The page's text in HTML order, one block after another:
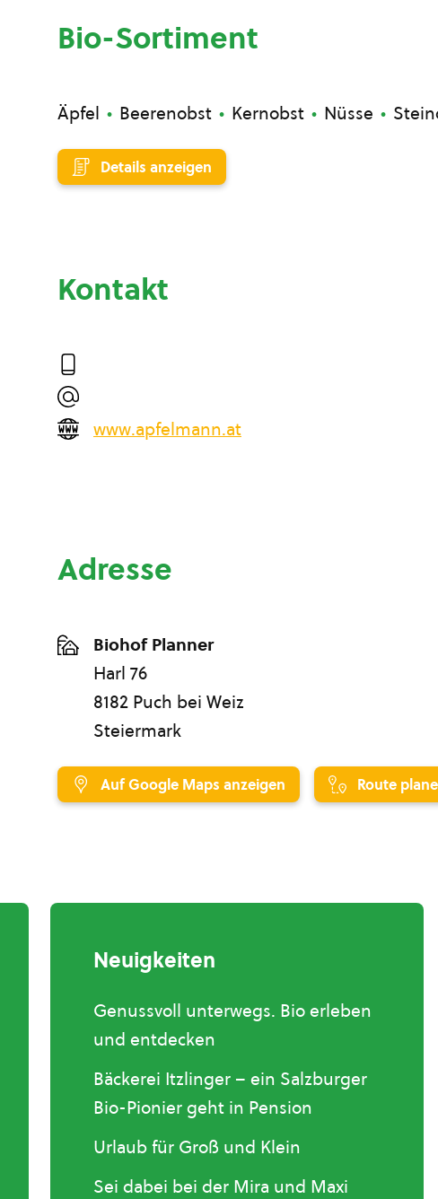
Bio-Sortiment
Äpfel Beerenobst Kernobst Nüsse
Details anzeigen
Kontakt
www.apfelmann.at
Adresse
Biohof Planner
Harl 76
8182 Puch bei Weiz
Steiermark
Auf Google Maps anzeigen Route
Neuigkeiten
Genussvoll unterwegs. Bio erleben
und entdecken
Bäckerei Itzlinger – ein Salzburger
Bio-Pionier geht in Pension
Urlaub für Groß und Klein
Sei dabei bei der Mira und Maxi